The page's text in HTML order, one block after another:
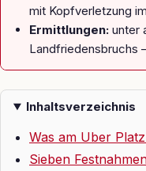
mit Kopfverletzung
Ermittlungen: unter
Landfriedensbruchs
Inhaltsverzeichnis
Was am Uber
Sieben